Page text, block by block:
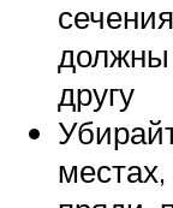
должны
другу